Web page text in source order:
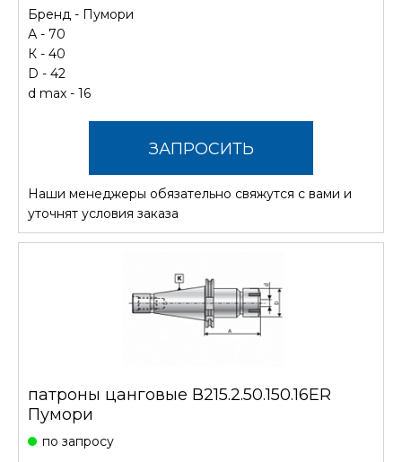
Бренд - Пумори
А - 70
К - 40
D - 42
d max - 16
ЗАПРОСИТЬ
СТОИМОСТЬ
Наши менеджеры обязательно свяжутся с вами и
уточнят условия заказа
патроны цанговые В215.2.50.150.16ER
Пумори
по запросу